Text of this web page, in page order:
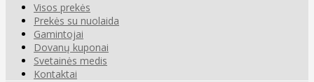
Visos prekės
Prekės su nuolaida
Gamintojai
Dovanų kuponai
Svetainės medis
Kontaktai